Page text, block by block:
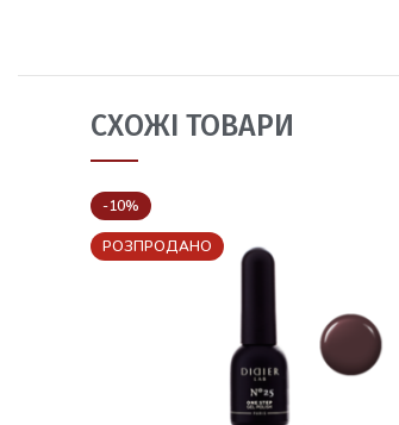
СХОЖІ ТОВАРИ
-10%
РОЗПРОДАНО